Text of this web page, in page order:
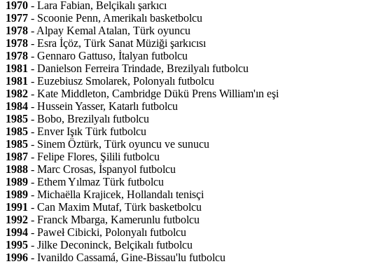
1970 - Lara Fabian, Belçikalı şarkıcı
1977 - Scoonie Penn, Amerikalı basketbolcu
1978 - Alpay Kemal Atalan, Türk oyuncu
1978 - Esra İçöz, Türk Sanat Müziği şarkıcısı
1978 - Gennaro Gattuso, İtalyan futbolcu
1981 - Danielson Ferreira Trindade, Brezilyalı futbolcu
1981 - Euzebiusz Smolarek, Polonyalı futbolcu
1982 - Kate Middleton, Cambridge Dükü Prens William'ın eşi
1984 - Hussein Yasser, Katarlı futbolcu
1985 - Bobo, Brezilyalı futbolcu
1985 - Enver Işık Türk futbolcu
1985 - Sinem Öztürk, Türk oyuncu ve sunucu
1987 - Felipe Flores, Şilili futbolcu
1988 - Marc Crosas, İspanyol futbolcu
1989 - Ethem Yılmaz Türk futbolcu
1989 - Michaëlla Krajicek, Hollandalı tenisçi
1991 - Can Maxim Mutaf, Türk basketbolcu
1992 - Franck Mbarga, Kamerunlu futbolcu
1994 - Paweł Cibicki, Polonyalı futbolcu
1995 - Jilke Deconinck, Belçikalı futbolcu
1996 - Ivanildo Cassamá, Gine-Bissau'lu futbolcu